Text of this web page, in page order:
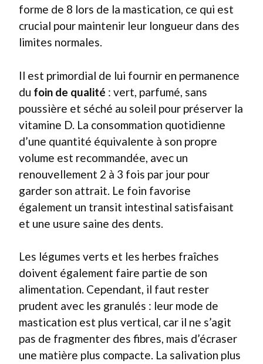
forme de 8 lors de la mastication, ce qui est
crucial pour maintenir leur longueur dans des
limites normales.
Il est primordial de lui fournir en permanence
du foin de qualité : vert, parfumé, sans
poussière et séché au soleil pour préserver la
vitamine D. La consommation quotidienne
d’une quantité équivalente à son propre
volume est recommandée, avec un
renouvellement 2 à 3 fois par jour pour
garder son attrait. Le foin favorise
également un transit intestinal satisfaisant
et une usure saine des dents.
Les légumes verts et les herbes fraîches
doivent également faire partie de son
alimentation. Cependant, il faut rester
prudent avec les granulés : leur mode de
mastication est plus vertical, car il ne s’agit
pas de fragmenter des fibres, mais d’écraser
une matière plus compacte. La salivation plus